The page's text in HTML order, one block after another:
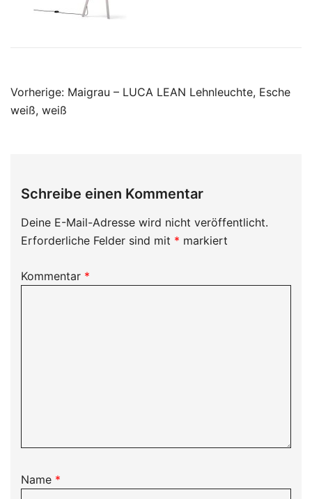
Beitragsnavigation
Vorherige: Maigrau – LUCA LEAN Lehnleuchte, Esche
weiß, weiß
Schreibe einen Kommentar
Deine E-Mail-Adresse wird nicht veröffentlicht.
Erforderliche Felder sind mit * markiert
Kommentar *
Name *